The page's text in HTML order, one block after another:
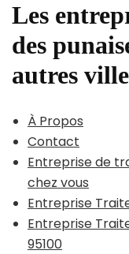
Les
des
autres
À Propos
Contact
Entreprise de
chez vous
Entreprise
Entreprise
95100